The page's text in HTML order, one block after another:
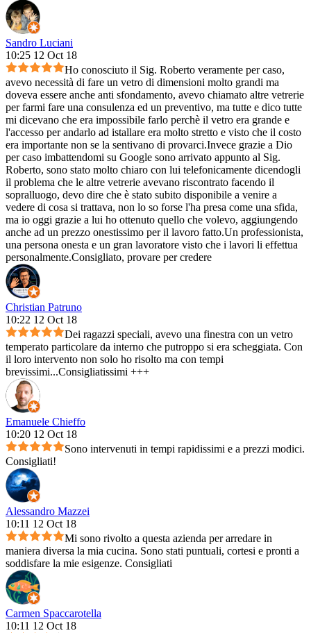
Sandro Luciani
10:25 12 Oct 18
Ho conosciuto il Sig. Roberto veramente per caso,
avevo necessità di fare un vetro di dimensioni molto grandi ma
doveva essere anche anti sfondamento, avevo chiamato altre vetrerie
per farmi fare una consulenza ed un preventivo, ma tutte e dico tutte
mi dicevano che era impossibile farlo perchè il vetro era grande e
l'accesso per andarlo ad istallare era molto stretto e visto che il costo
era importante non se la sentivano di provarci.Invece grazie a Dio
per caso imbattendomi su Google sono arrivato appunto al Sig.
Roberto, sono stato molto chiaro con lui telefonicamente dicendogli
il problema che le altre vetrerie avevano riscontrato facendo il
sopralluogo, devo dire che è stato subito disponibile a venire a
vedere di cosa si trattava, non lo so forse l'ha presa come una sfida,
ma io oggi grazie a lui ho ottenuto quello che volevo, aggiungendo
anche ad un prezzo onestissimo per il lavoro fatto.Un professionista,
una persona onesta e un gran lavoratore visto che i lavori li effettua
personalmente.Consigliato, provare per credere
Christian Patruno
10:22 12 Oct 18
Dei ragazzi speciali, avevo una finestra con un vetro
temperato particolare da interno che putroppo si era scheggiata. Con
il loro intervento non solo ho risolto ma con tempi
brevissimi...Consigliatissimi +++
Emanuele Chieffo
10:20 12 Oct 18
Sono intervenuti in tempi rapidissimi e a prezzi modici.
Consigliati!
Alessandro Mazzei
10:11 12 Oct 18
Mi sono rivolto a questa azienda per arredare in
maniera diversa la mia cucina. Sono stati puntuali, cortesi e pronti a
soddisfare la mie esigenze. Consigliati
Carmen Spaccarotella
10:11 12 Oct 18